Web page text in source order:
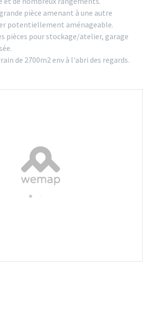
pièce amenant à une autre
potentiellement aménageable.
pièces pour stockage/atelier, garage
de 2700m2 env à l'abri des regards.